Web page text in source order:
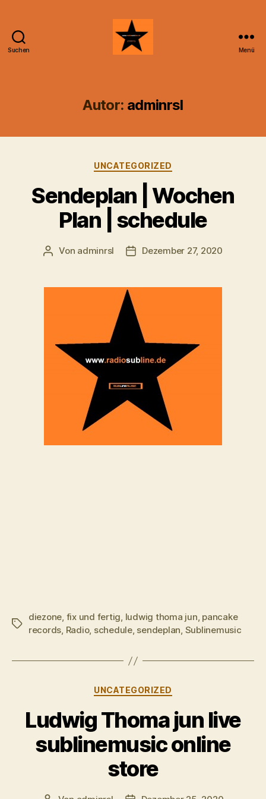
Suchen Menü
Autor: adminrsl
Kategorien
UNCATEGORIZED
Sendeplan | Wochen
Plan | schedule
Beitragsautor
Von adminrsl Beitragsdatum
Dezember 27, 2020
Schlagwörter
diezone, fix und fertig, ludwig thoma jun, pancake
records, Radio, schedule, sendeplan, Sublinemusic
Kategorien
UNCATEGORIZED
Ludwig Thoma jun live
sublinemusic online
store